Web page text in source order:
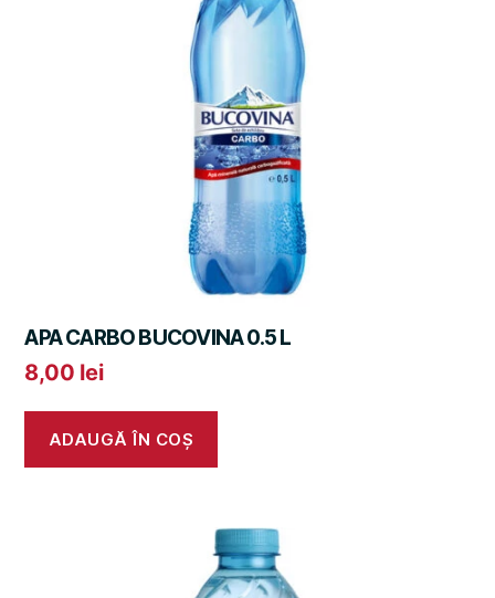
APA CARBO BUCOVINA 0.5 L
8,00 lei
ADAUGĂ ÎN COȘ